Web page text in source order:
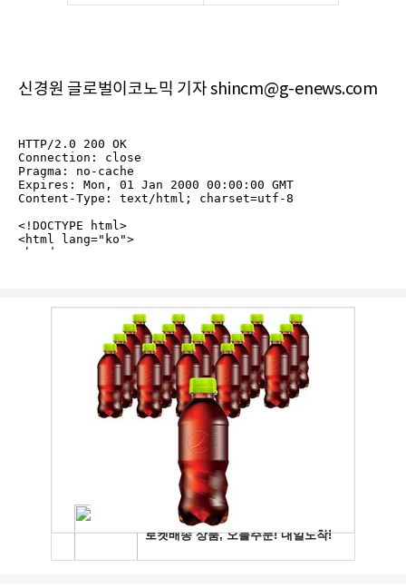
신경원 글로벌이코노믹 기자 shincm@g-enews.com